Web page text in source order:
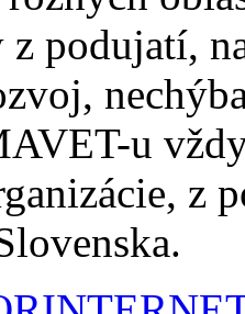
z podujatí,
u
z